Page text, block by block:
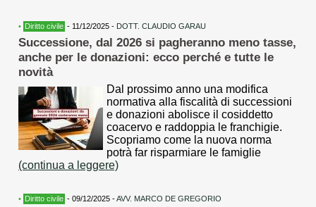
• Diritto civile - 11/12/2025 - DOTT. CLAUDIO GARAU
Successione, dal 2026 si pagheranno meno tasse,
anche per le donazioni: ecco perché e tutte le
novità
Dal prossimo anno una modifica
normativa alla fiscalità di successioni
e donazioni abolisce il cosiddetto
coacervo e raddoppia le franchigie.
Scopriamo come la nuova norma
potrà far risparmiare le famiglie
(continua a leggere)
• Diritto civile - 09/12/2025 -AVV. MARCO DE GREGORIO